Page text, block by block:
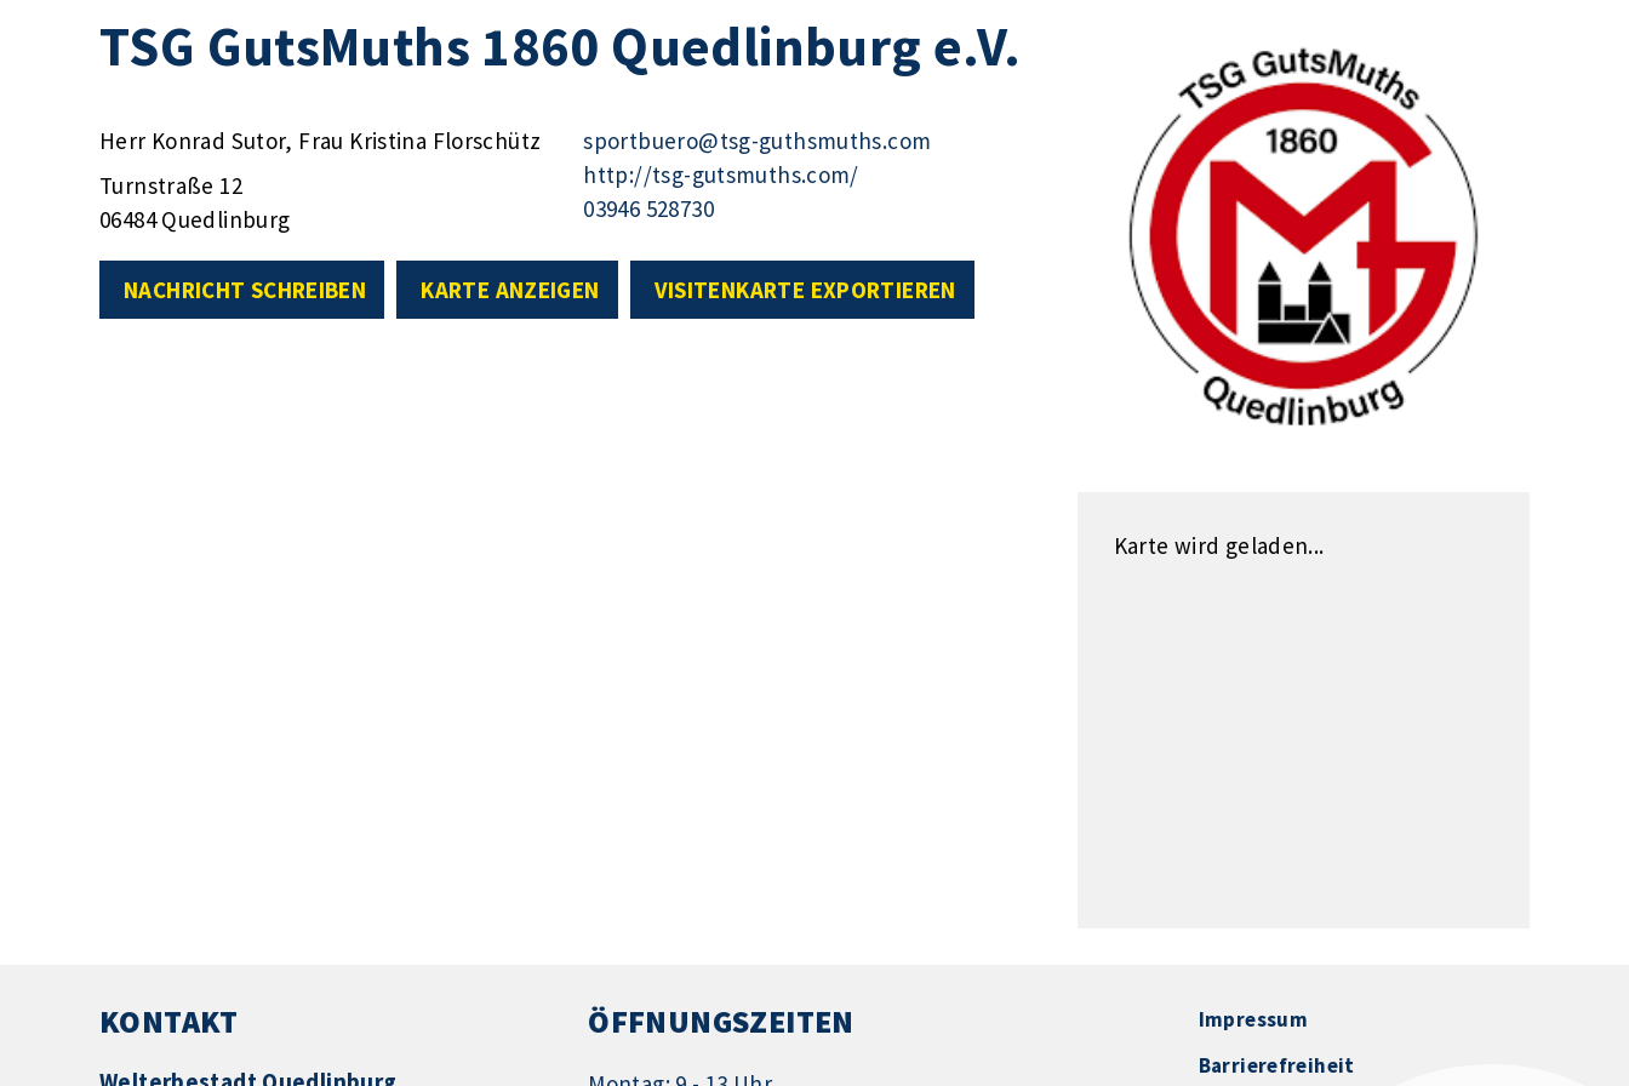
TSG GutsMuths 1860 Quedlinburg e.V.
Herr Konrad Sutor, Frau Kristina Florschütz
Turnstraße 12
06484 Quedlinburg
sportbuero@tsg-guthsmuths.com
http://tsg-gutsmuths.com/
03946 528730
NACHRICHT SCHREIBEN KARTE ANZEIGEN VISITENKARTE EXPORTIEREN
Karte wird geladen...
KONTAKT ÖFFNUNGSZEITEN
Impressum
Barrierefreiheit